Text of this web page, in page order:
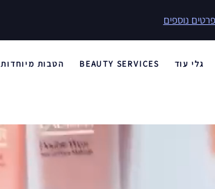
גלי עוד BEAUTY SERVICES הטבות מיוחדות